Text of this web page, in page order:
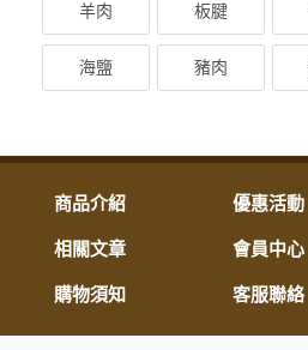
羊肉 板腱
海鹽 豬肉
商品介紹 優惠活動
相關文章 會員中心
購物須知 客服聯絡